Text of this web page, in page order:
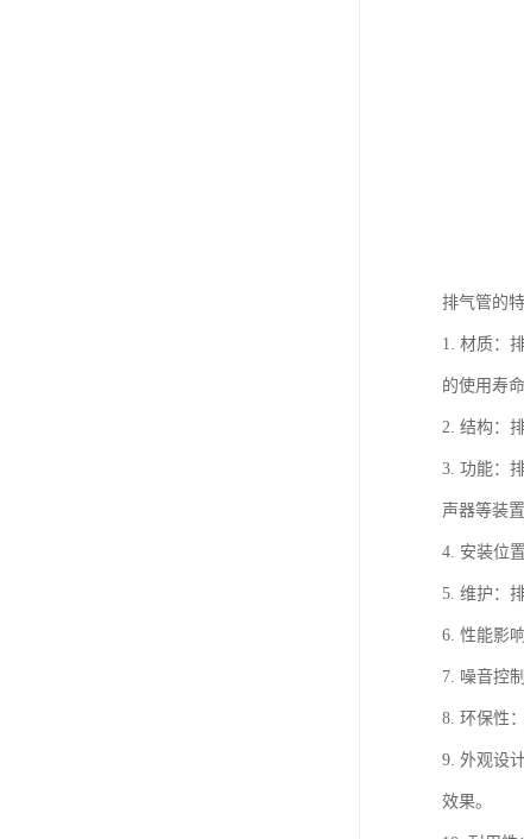
排气管的
1. 材质：
的使用寿命
2. 结构：
3. 功能：
声器等装
4. 安装位
5. 维护：
6. 性能影
7. 噪音控
8. 环保性
9. 外观设
效果。